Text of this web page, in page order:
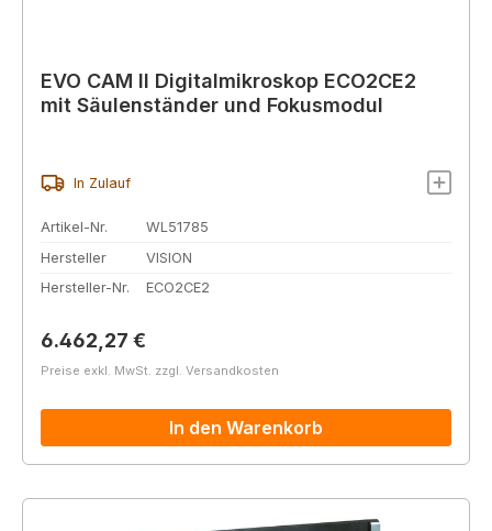
EVO CAM II Digitalmikroskop ECO2CE2
mit Säulenständer und Fokusmodul
In Zulauf
Artikel-Nr.
WL51785
Hersteller
VISION
Hersteller-Nr.
ECO2CE2
Regulärer Preis:
6.462,27 €
Preise exkl. MwSt. zzgl. Versandkosten
In den Warenkorb